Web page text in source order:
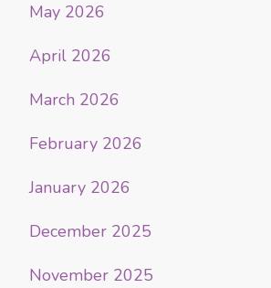
May 2026
April 2026
March 2026
February 2026
January 2026
December 2025
November 2025